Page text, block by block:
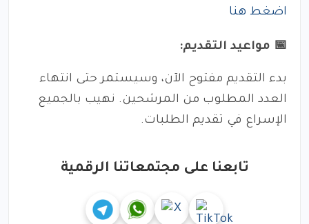
اضغط هنا
📅 مواعيد التقديم:
بدء التقديم مفتوح الآن، وسيستمر حتى انتهاء
العدد المطلوب من المرشحين. نهيب بالجميع
الإسراع في تقديم الطلبات.
تابعنا على مجتمعاتنا الرقمية